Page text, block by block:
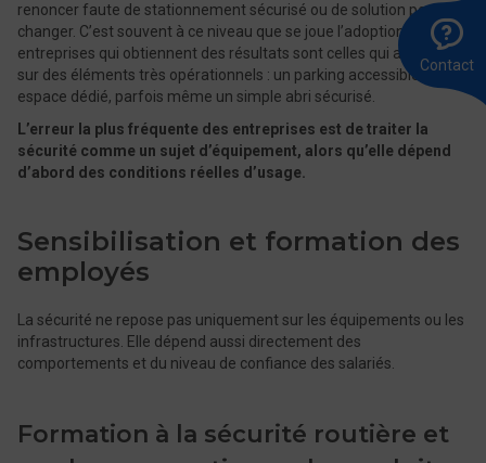
Contact
renoncer faute de stationnement sécurisé ou de solution pour se
changer. C’est souvent à ce niveau que se joue l’adoption. Les
entreprises qui obtiennent des résultats sont celles qui agissent
sur des éléments très opérationnels : un parking accessible, un
espace dédié, parfois même un simple abri sécurisé.
L’erreur la plus fréquente des entreprises est de traiter la
sécurité comme un sujet d’équipement, alors qu’elle dépend
d’abord des conditions réelles d’usage.
Sensibilisation et formation des
employés
La sécurité ne repose pas uniquement sur les équipements ou les
infrastructures. Elle dépend aussi directement des
comportements et du niveau de confiance des salariés.
Formation à la sécurité routière et